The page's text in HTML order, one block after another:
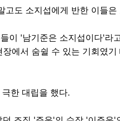
고도 소지섭에게 반한 이들은
이 '남기준은 소지섭이다'라
에서 숨쉴 수 있는 기회였
한 대립을 했다.